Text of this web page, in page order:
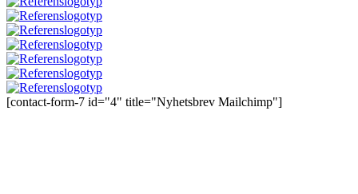
[contact-form-7 id="4" title="Nyhetsbrev Mailchimp"]